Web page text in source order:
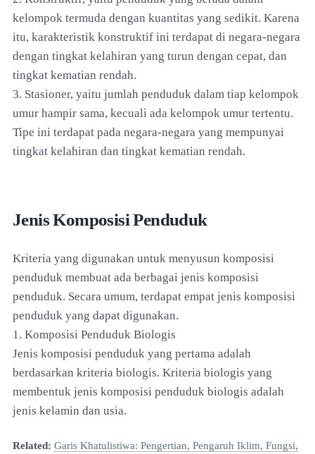
kelompok termuda dengan kuantitas yang sedikit. Karena
itu, karakteristik konstruktif ini terdapat di negara-negara
dengan tingkat kelahiran yang turun dengan cepat, dan
tingkat kematian rendah.
3. Stasioner, yaitu jumlah penduduk dalam tiap kelompok
umur hampir sama, kecuali ada kelompok umur tertentu.
Tipe ini terdapat pada negara-negara yang mempunyai
tingkat kelahiran dan tingkat kematian rendah.
Jenis Komposisi Penduduk
Kriteria yang digunakan untuk menyusun komposisi
penduduk membuat ada berbagai jenis komposisi
penduduk. Secara umum, terdapat empat jenis komposisi
penduduk yang dapat digunakan.
1. Komposisi Penduduk Biologis
Jenis komposisi penduduk yang pertama adalah
berdasarkan kriteria biologis. Kriteria biologis yang
membentuk jenis komposisi penduduk biologis adalah
jenis kelamin dan usia.
Related: Garis Khatulistiwa: Pengertian, Pengaruh Iklim, Fungsi,